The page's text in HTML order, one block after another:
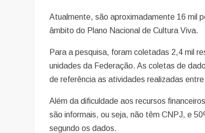
Atualmente, são aproximadamente 16 mil
âmbito do Plano Nacional de Cultura Viva.
Para a pesquisa, foram coletadas 2,4 mil
unidades da Federação. As coletas de
de referência as atividades realizadas
Além da dificuldade aos recursos
são informais, ou seja, não têm CNPJ, e
segundo os dados.